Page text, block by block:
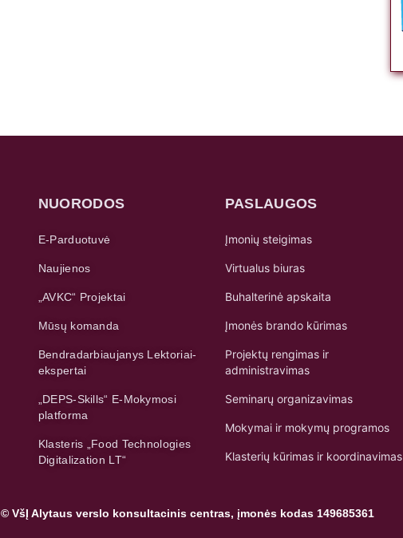
NUORODOS
E-Parduotuvė
Naujienos
„AVKC“ Projektai
Mūsų komanda
Bendradarbiaujanys Lektoriai-
ekspertai
„DEPS-Skills“ E-Mokymosi
platforma
Klasteris „Food Technologies
Digitalization LT“
PASLAUGOS
Įmonių steigimas
Virtualus biuras
Buhalterinė apskaita
Įmonės brando kūrimas
Projektų rengimas ir
administravimas
Seminarų organizavimas
Mokymai ir mokymų programos
Klasterių kūrimas ir koordinavimas
© VšĮ Alytaus verslo konsultacinis centras, įmonės kodas 149685361